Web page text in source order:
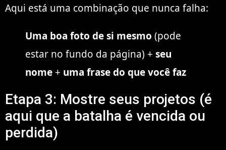
Aqui está uma combinação que nunca falha:
Uma boa foto de si mesmo (pode
estar no fundo da página) + seu
nome + uma frase do que você faz
Etapa 3: Mostre seus projetos (é
aqui que a batalha é vencida ou
perdida)